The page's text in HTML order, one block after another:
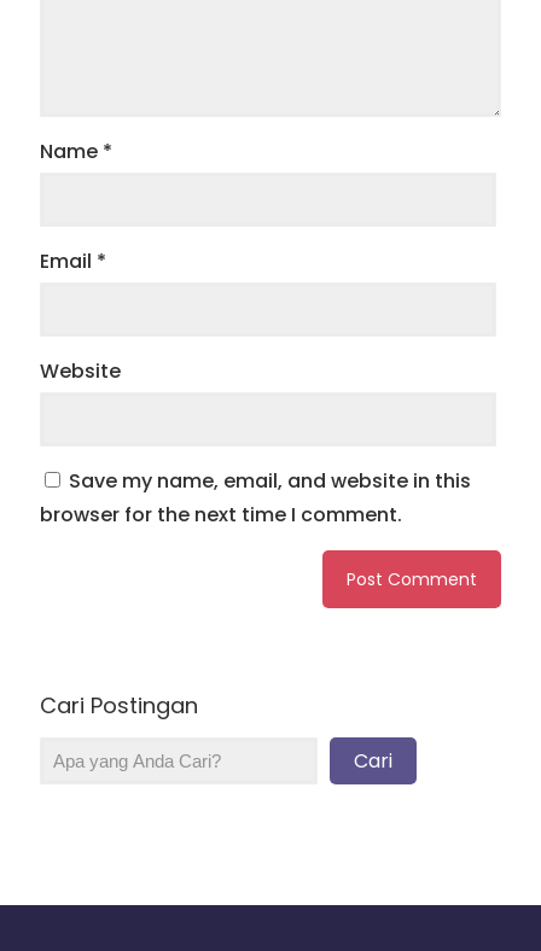
Name *
Email *
Website
Save my name, email, and website in this
browser for the next time I comment.
Cari Postingan
Cari